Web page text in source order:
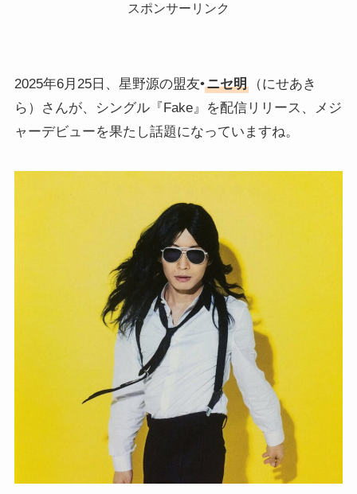
スポンサーリンク
2025年6月25日、星野源の盟友•ニセ明（にせあき
ら）さんが、シングル『Fake』を配信リリース、メジ
ャーデビューを果たし話題になっていますね。